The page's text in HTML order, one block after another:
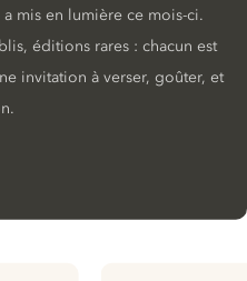
mis en lumière ce mois-ci.
éditions rares : chacun est
invitation à verser, goûter, et